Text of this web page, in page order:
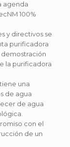
agenda
100%
y directivos se
purificadora
la purificadora
una
de agua
de agua
con el
de un